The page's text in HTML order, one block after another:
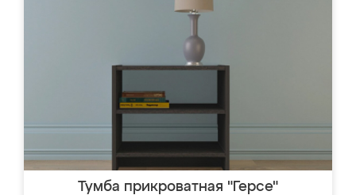
Тумба прикроватная "Герсе"